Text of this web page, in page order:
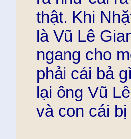
thật. Khi
là Vũ Lê
ngang cho
phải cái bả
lại ông Vũ
và con cái